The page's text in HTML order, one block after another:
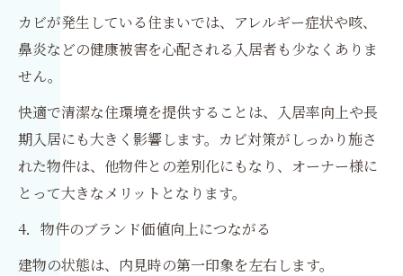
カビが発生している住まいでは、アレルギー症状や咳、
鼻炎などの健康被害を心配される入居者も少なくありま
せん。
快適で清潔な住環境を提供することは、入居率向上や長
期入居にも大きく影響します。カビ対策がしっかり施さ
れた物件は、他物件との差別化にもなり、オーナー様に
とって大きなメリットとなります。
4．物件のブランド価値向上につながる
建物の状態は、内見時の第一印象を左右します。